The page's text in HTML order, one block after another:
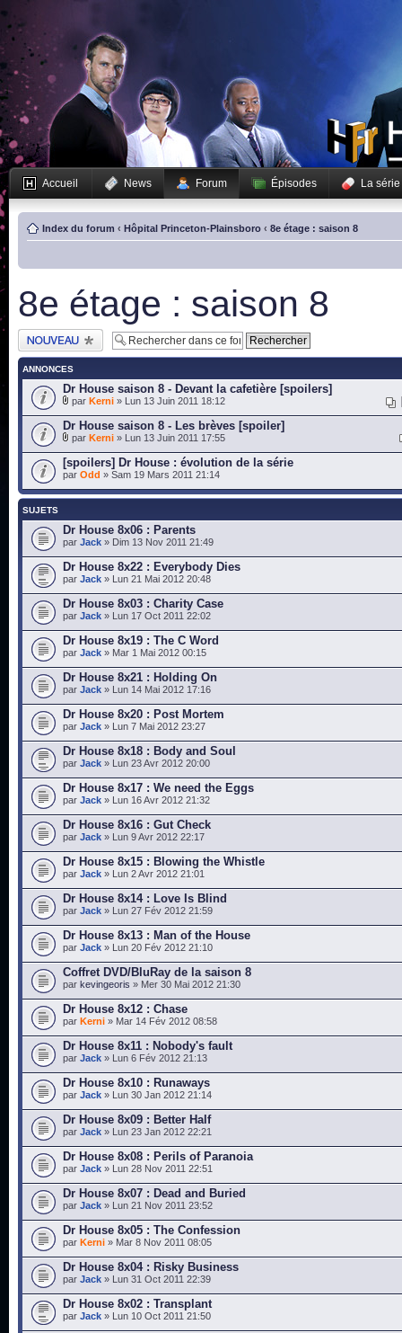
Accueil News Forum Épisodes La série
Index du forum ‹ Hôpital Princeton-Plainsboro ‹ 8e étage : saison 8
8e étage : saison 8
Publier un nouveau
sujet
ANNONCES
Dr House saison 8 - Devant la cafetière [spoilers]
par Kerni » Lun 13 Juin 2011 18:12
Dr House saison 8 - Les brèves [spoiler]
par Kerni » Lun 13 Juin 2011 17:55
[spoilers] Dr House : évolution de la série
par Odd » Sam 19 Mars 2011 21:14
SUJETS
Dr House 8x06 : Parents
par Jack » Dim 13 Nov 2011 21:49
Dr House 8x22 : Everybody Dies
par Jack » Lun 21 Mai 2012 20:48
Dr House 8x03 : Charity Case
par Jack » Lun 17 Oct 2011 22:02
Dr House 8x19 : The C Word
par Jack » Mar 1 Mai 2012 00:15
Dr House 8x21 : Holding On
par Jack » Lun 14 Mai 2012 17:16
Dr House 8x20 : Post Mortem
par Jack » Lun 7 Mai 2012 23:27
Dr House 8x18 : Body and Soul
par Jack » Lun 23 Avr 2012 20:00
Dr House 8x17 : We need the Eggs
par Jack » Lun 16 Avr 2012 21:32
Dr House 8x16 : Gut Check
par Jack » Lun 9 Avr 2012 22:17
Dr House 8x15 : Blowing the Whistle
par Jack » Lun 2 Avr 2012 21:01
Dr House 8x14 : Love Is Blind
par Jack » Lun 27 Fév 2012 21:59
Dr House 8x13 : Man of the House
par Jack » Lun 20 Fév 2012 21:10
Coffret DVD/BluRay de la saison 8
par kevingeoris » Mer 30 Mai 2012 21:30
Dr House 8x12 : Chase
par Kerni » Mar 14 Fév 2012 08:58
Dr House 8x11 : Nobody's fault
par Jack » Lun 6 Fév 2012 21:13
Dr House 8x10 : Runaways
par Jack » Lun 30 Jan 2012 21:14
Dr House 8x09 : Better Half
par Jack » Lun 23 Jan 2012 22:21
Dr House 8x08 : Perils of Paranoia
par Jack » Lun 28 Nov 2011 22:51
Dr House 8x07 : Dead and Buried
par Jack » Lun 21 Nov 2011 23:52
Dr House 8x05 : The Confession
par Kerni » Mar 8 Nov 2011 08:05
Dr House 8x04 : Risky Business
par Jack » Lun 31 Oct 2011 22:39
Dr House 8x02 : Transplant
par Jack » Lun 10 Oct 2011 21:50